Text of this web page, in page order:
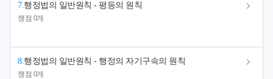
7.행정법의 일반원칙 - 평등의 원칙
쟁점 0개
8.행정법의 일반원칙 - 행정의 자기구속의 원칙
쟁점 0개